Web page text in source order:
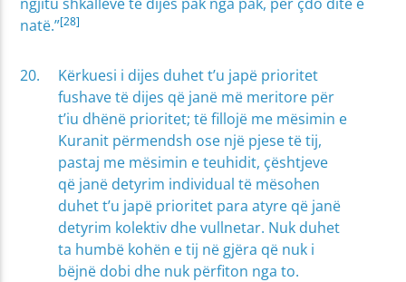
ngjitu shkallëve të dijes pak nga pak, për çdo ditë e
natë.”[28]
Kërkuesi i dijes duhet t’u japë prioritet
fushave të dijes që janë më meritore për
t’iu dhënë prioritet; të fillojë me mësimin e
Kuranit përmendsh ose një pjese të tij,
pastaj me mësimin e teuhidit, çështjeve
që janë detyrim individual të mësohen
duhet t’u japë prioritet para atyre që janë
detyrim kolektiv dhe vullnetar. Nuk duhet
ta humbë kohën e tij në gjëra që nuk i
bëjnë dobi dhe nuk përfiton nga to.